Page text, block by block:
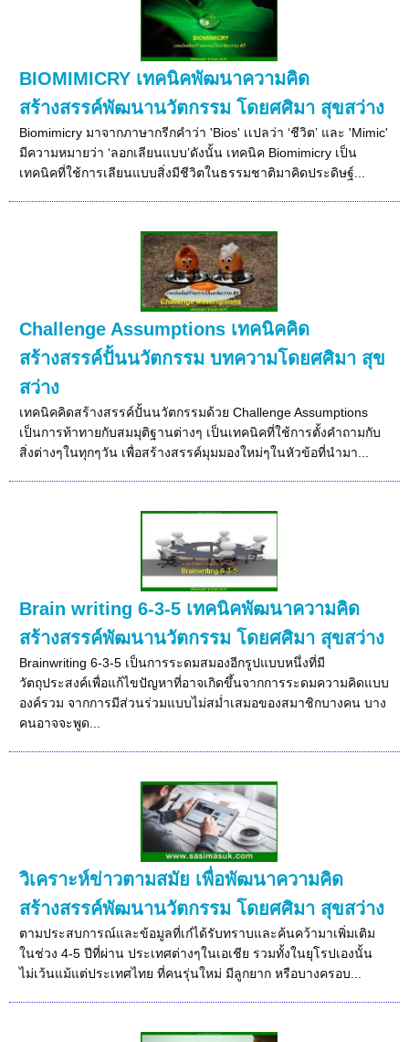
BIOMIMICRY เทคนิคพัฒนาความคิด
สร้างสรรค์พัฒนานวัตกรรม โดยศศิมา สุขสว่าง
Biomimicry มาจากภาษากรีกคำว่า 'Bios' เเปลว่า ‘ชีวิต’ และ 'Mimic'
มีความหมายว่า ‘ลอกเลียนแบบ’ดังนั้น เทคนิค Biomimicry เป็น
เทคนิคที่ใช้การเลียนแบบสิ่งมีชีวิตในธรรมชาติมาคิดประดิษฐ์...
Challenge Assumptions เทคนิคคิด
สร้างสรรค์ปั้นนวัตกรรม บทความโดยศศิมา สุข
สว่าง
เทคนิคคิดสร้างสรรค์ปั้นนวัตกรรมด้วย Challenge Assumptions
เป็นการท้าทายกับสมมุติฐานต่างๆ เป็นเทคนิคที่ใช้การตั้งคำถามกับ
สิ่งต่างๆในทุกๆวัน เพื่อสร้างสรรค์มุมมองใหม่ๆในหัวข้อที่นำมา...
Brain writing 6-3-5 เทคนิคพัฒนาความคิด
สร้างสรรค์พัฒนานวัตกรรม โดยศศิมา สุขสว่าง
Brainwriting 6-3-5 เป็นการระดมสมองอีกรูปแบบหนึ่งที่มี
วัตถุประสงค์เพื่อแก้ไขปัญหาที่อาจเกิดขึ้นจากการระดมความคิดแบบ
องค์รวม จากการมีส่วนร่วมแบบไม่สม่ำเสมอของสมาชิกบางคน บาง
คนอาจจะพูด...
วิเคราะห์ข่าวตามสมัย เพื่อพัฒนาความคิด
สร้างสรรค์พัฒนานวัตกรรม โดยศศิมา สุขสว่าง
ตามประสบการณ์และข้อมูลที่เก๋ได้รับทราบและค้นคว้ามาเพิ่มเติม
ในช่วง 4-5 ปีที่ผ่าน ประเทศต่างๆในเอเชีย รวมทั้งในยุโรปเองนั้น
ไม่เว้นแม้แต่ประเทศไทย ที่คนรุ่นใหม่ มีลูกยาก หรือบางครอบ...